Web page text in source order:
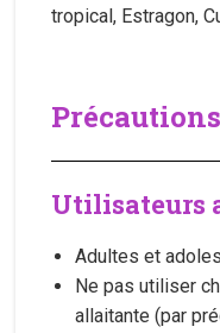
tropical, Estragon,
Utilisateurs
Adultes et
Ne pas utiliser
allaitante (par